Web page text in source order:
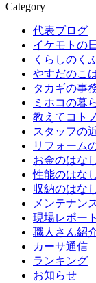
Category
代表ブログ
イケモトの
くらしのく
やすだのこ
タカギの事
ミホコの暮
教えてコト
スタッフの
リフォーム
お金のはな
性能のはな
収納のはな
メンテナン
現場レポート
職人さん紹
カーサ通信
ランキング
お知らせ